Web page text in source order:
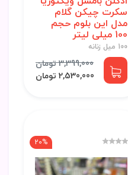
سکرت چیکن گلام
مدل این بلوم حجم
100 میلی لیتر
100 میل زنانه
3,399,000 تومان
2,530,000 تومان
20%